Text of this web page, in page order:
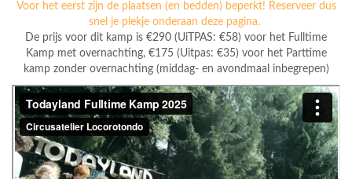
Voor het eerst zijn de plaatsen (en bedden) beperkt! Reserveer dus
snel je plekje onderaan deze pagina.
De prijs voor dit kamp is €290 (UiTPAS: €58) voor het Fulltime
Kamp met overnachting, €175 (Uitpas: €35) voor het Parttime
kamp zonder overnachting (middag- en avondmaal inbegrepen)